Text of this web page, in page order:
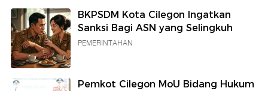
BKPSDM Kota Cilegon Ingatkan
Sanksi Bagi ASN yang Selingkuh
PEMERINTAHAN
Pemkot Cilegon MoU Bidang Hukum